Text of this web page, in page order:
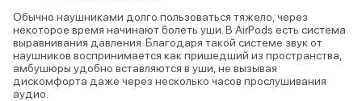
Обычно наушниками долго пользоваться тяжело, через
некоторое время начинают болеть уши. В AirPods есть система
выравнивания давления. Благодаря такой системе звук от
наушников воспринимается как пришедший из пространства,
амбушюры удобно вставляются в уши, не вызывая
дискомфорта даже через несколько часов прослушивания
аудио.